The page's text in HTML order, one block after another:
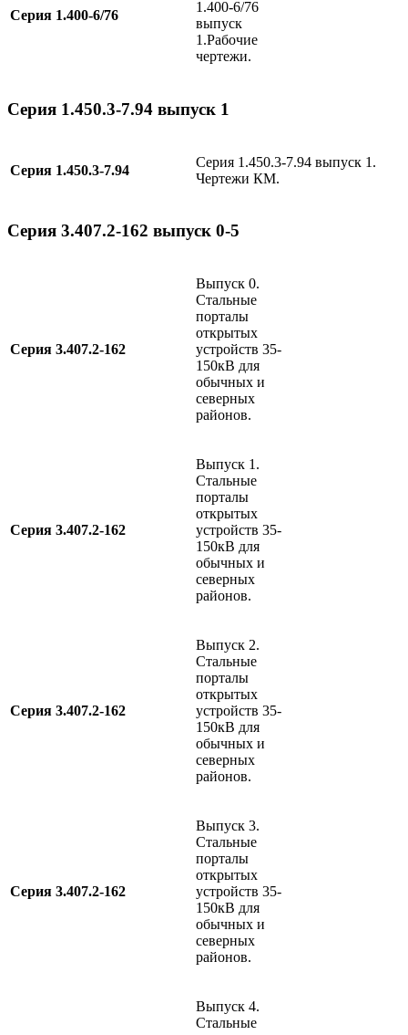
Серия 1.400-6/76
1.400-6/76
выпуск
1.Рабочие
чертежи.
Серия 1.450.3-7.94 выпуск 1
Серия 1.450.3-7.94
Серия 1.450.3-7.94 выпуск 1.
Чертежи КМ.
Серия 3.407.2-162 выпуск 0-5
Серия 3.407.2-162
Выпуск 0.
Cтальные
порталы
открытых
устройств 35-
150кВ для
обычных и
северных
районов.
Серия 3.407.2-162
Выпуск 1.
Cтальные
порталы
открытых
устройств 35-
150кВ для
обычных и
северных
районов.
Серия 3.407.2-162
Выпуск 2.
Cтальные
порталы
открытых
устройств 35-
150кВ для
обычных и
северных
районов.
Серия 3.407.2-162
Выпуск 3.
Cтальные
порталы
открытых
устройств 35-
150кВ для
обычных и
северных
районов.
Выпуск 4.
Cтальные